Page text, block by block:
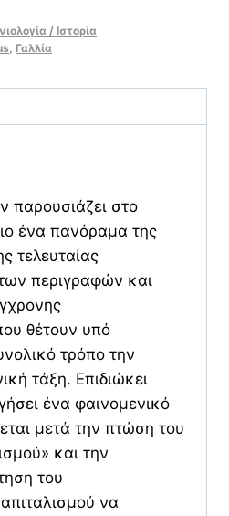
/ Ιστορία
Γαλλία
παρουσιάζει στο
ένα πανόραμα της
τελευταίας
περιγραφών και
θέτουν υπό
τρόπο την
τάξη. Επιδιώκει
ένα φαινομενικό
μετά την πτώση του
και την
του
να